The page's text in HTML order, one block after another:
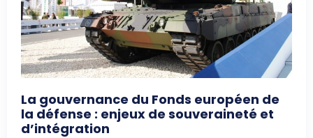
La gouvernance du Fonds européen de
la défense : enjeux de souveraineté et
d’intégration